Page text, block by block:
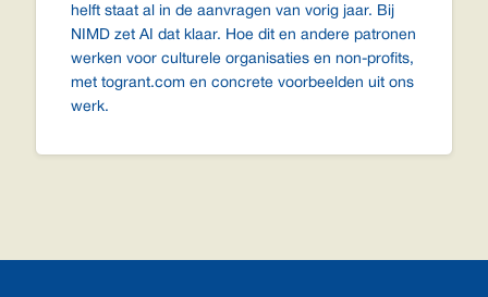
helft staat al in de aanvragen van vorig jaar. Bij
NIMD zet AI dat klaar. Hoe dit en andere patronen
werken voor culturele organisaties en non-profits,
met togrant.com en concrete voorbeelden uit ons
werk.